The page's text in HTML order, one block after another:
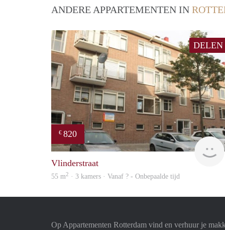
ANDERE APPARTEMENTEN IN
DELEN
€ 820
Vlinderstraat
55 m2 · 3 kamers · Vanaf ? - Onbepaalde tijd
Op Appartementen Rotterdam vind en verhuur je